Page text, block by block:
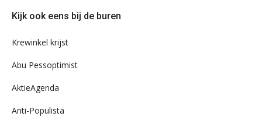
ons
Kijk ook eens bij de buren
Krewinkel krijst
Abu Pessoptimist
AktieAgenda
Anti-Populista